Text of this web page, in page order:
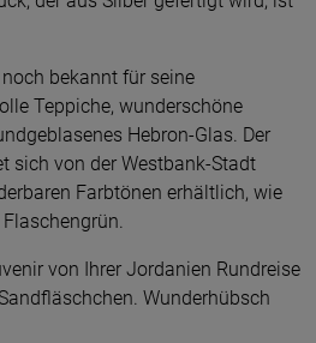
bekannt für seine
Teppiche, wunderschöne
Hebron-Glas. Der
sich von der Westbank-Stadt
Farbtönen erhältlich, wie
von Ihrer Jordanien Rundreise
Wunderhübsch